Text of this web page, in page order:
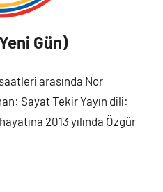
Gün)
arasında Nor
Sayat Tekir Yayın dili:
2013 yılında Özgür